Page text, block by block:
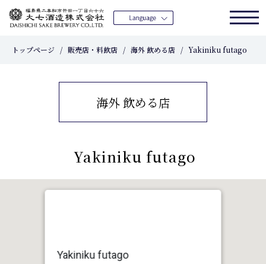
大七酒造について
大七の酒造りの思想
販売店・料飲店
オンライン・ショップ
トップページ 販売店・料飲店 海外 飲める店 Yakiniku futago
海外 飲める店
Yakiniku futago
Yakiniku futago